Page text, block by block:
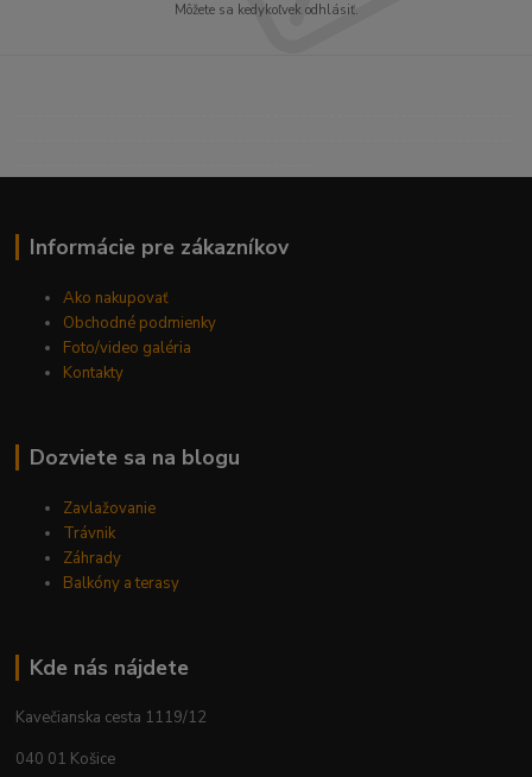
Môžete sa kedykoľvek odhlásiť.
Informácie pre zákazníkov
Ako nakupovať
Obchodné podmienky
Foto/video galéria
Kontakty
Dozviete sa na blogu
Zavlažovanie
Trávnik
Záhrady
Balkóny a terasy
Kde nás nájdete
Kavečianska cesta 1119/12
040 01 Košice